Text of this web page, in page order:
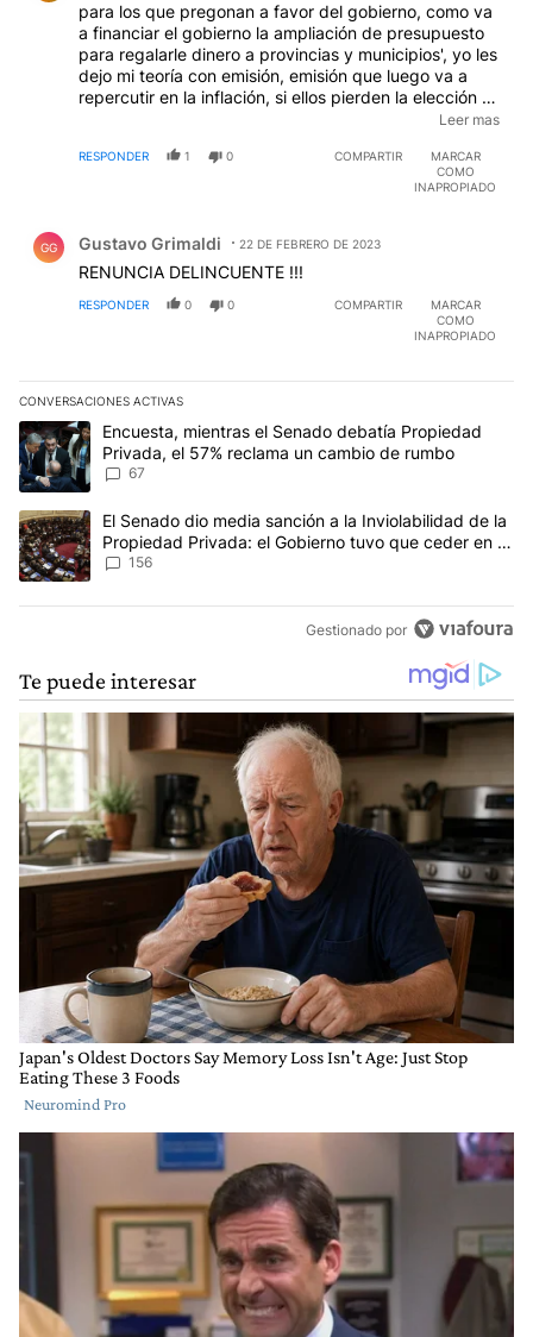
para los que pregonan a favor del gobierno, como va
a financiar el gobierno la ampliación de presupuesto
para regalarle dinero a provincias y municipios', yo les
dejo mi teoría con emisión, emisión que luego va a
repercutir en la inflación, si ellos pierden la elección el
problema es del que venga y si ellos ganan la elección
aguantar un tiempo mas hasta que haya una corrida
cambiaria , después vendrá un erman gonzales con
chicos son pobres, y los jubilados cobran 60 lucas de
mínima algo asi como 170 dólares
Leer mas
RESPONDER 1 0 COMPARTIR
MARCAR
COMO
INAPROPIADO
GG Gustavo Grimaldi 22 DE FEBRERO DE 2023
RENUNCIA DELINCUENTE !!!
RESPONDER 0 0 COMPARTIR
MARCAR
COMO
INAPROPIADO
CONVERSACIONES ACTIVAS
Este listado muestra los artículos con más comentarios en los
Un artículo de tendencia con el título "Encuesta, mientras el
Encuesta, mientras el Senado debatía Propiedad
Privada, el 57% reclama un cambio de rumbo
67
Un artículo de tendencia con el título "El Senado dio media
El Senado dio media sanción a la Inviolabilidad de la
Propiedad Privada: el Gobierno tuvo que ceder en la
Ley del Manejo del Fuego
156
Gestionado por